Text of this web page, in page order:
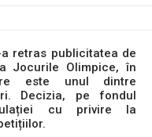
retras publicitatea de
Jocurile Olimpice, în
este unul dintre
Decizia, pe fondul
cu privire la